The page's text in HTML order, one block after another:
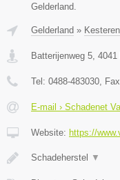
Gelderland.
Gelderland » Kesteren
Batterijenweg 5 4041
Tel: 0488-483030 ,
E-mail › Schadenet
Website: https://
Schadeherstel ▼